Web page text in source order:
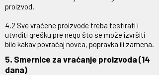
proizvod.
4.2 Sve vraćene proizvode treba testirati i
utvrditi grešku pre nego što se može izvršiti
bilo kakav povraćaj novca, popravka ili zamena.
5. Smernice za vraćanje proizvoda (14
dana)